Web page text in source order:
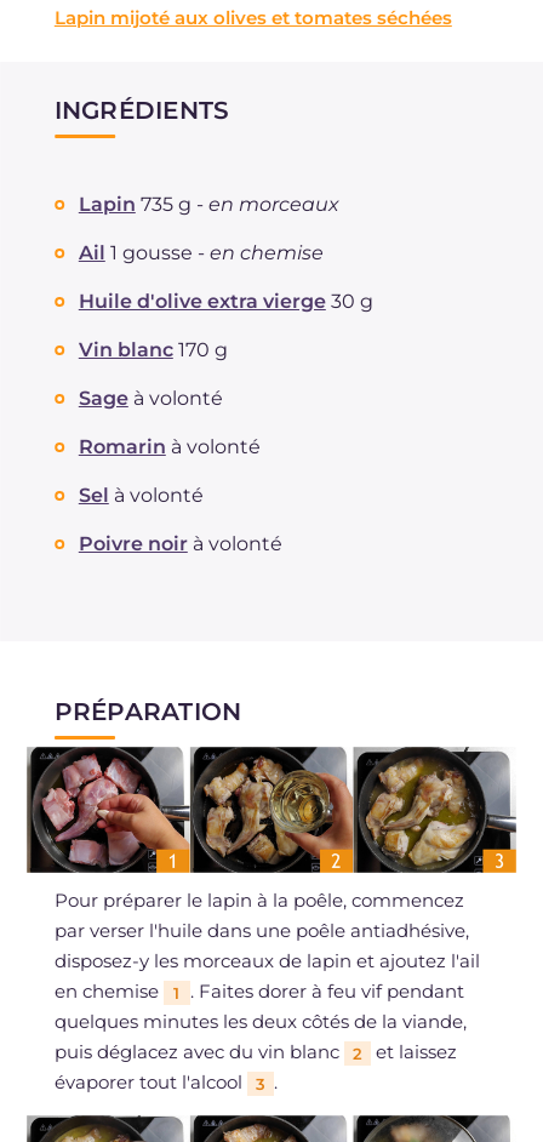
Lapin mijoté aux olives et tomates séchées
INGRÉDIENTS
Lapin 735 g - en morceaux
Ail 1 gousse - en chemise
Huile d'olive extra vierge 30 g
Vin blanc 170 g
Sage à volonté
Romarin à volonté
Sel à volonté
Poivre noir à volonté
PRÉPARATION
Pour préparer le lapin à la poêle, commencez
par verser l'huile dans une poêle antiadhésive,
disposez-y les morceaux de lapin et ajoutez l'ail
en chemise
1
. Faites dorer à feu vif pendant
quelques minutes les deux côtés de la viande,
puis déglacez avec du vin blanc
2
et laissez
évaporer tout l'alcool
3 .